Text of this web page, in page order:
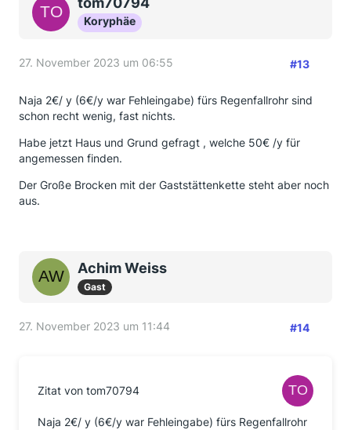
Koryphäe
27. November 2023 um 06:55 #13
Naja 2€/ y (6€/y war Fehleingabe) fürs Regenfallrohr sind
schon recht wenig, fast nichts.
Habe jetzt Haus und Grund gefragt , welche 50€ /y für
angemessen finden.
Der Große Brocken mit der Gaststättenkette steht aber noch
aus.
Achim Weiss
Gast
27. November 2023 um 11:44 #14
Zitat von tom70794
Naja 2€/ y (6€/y war Fehleingabe) fürs Regenfallrohr